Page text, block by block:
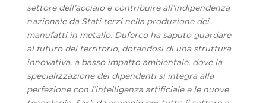
settore dell’acciaio e contribuire all’indipendenza
nazionale da Stati terzi nella produzione dei
manufatti in metallo. Duferco ha saputo guardare
al futuro del territorio, dotandosi di una struttura
innovativa, a basso impatto ambientale, dove la
specializzazione dei dipendenti si integra alla
perfezione con l’intelligenza artificiale e le nuove